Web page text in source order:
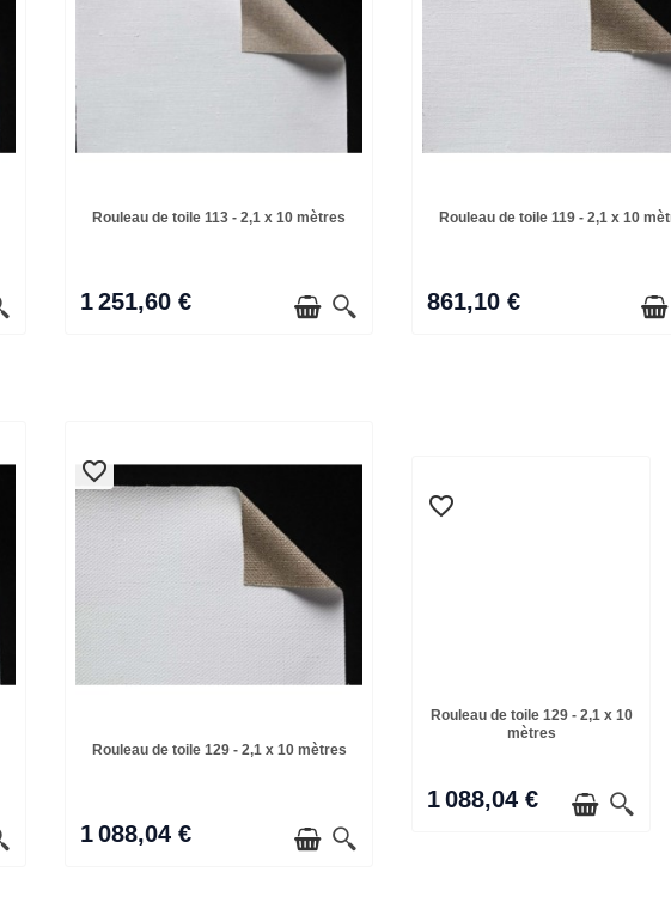
Rouleau de toile 113 - 2,1 x 10 mètres
1 251,60 €
Rouleau de toile 119 - 2,1 x 10
861,10 €
favorite_border
favorite_border
Rouleau de toile 129 - 2,1 x 10 mètres
1 088,04 €
favorite_border
Rouleau de toile 129 - 2,1 x 10
mètres
1 088,04 €